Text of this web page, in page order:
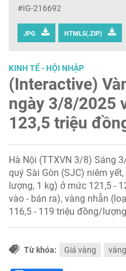
#IG-216692
JPG HTML5(.ZIP)
KINH TẾ - HỘI NHẬP
(Interactive)
ngày 3/8/2025
123,5 triệu
Hà Nội (TTXVN 3/8) Sáng
quý Sài Gòn (SJC) niêm
lượng, 1 kg) ở mức 121,5 -
vào - bán ra), vàng nhẫn
116,5 - 119 triệu đồng/
Từ khóa: Giá vàng vàng